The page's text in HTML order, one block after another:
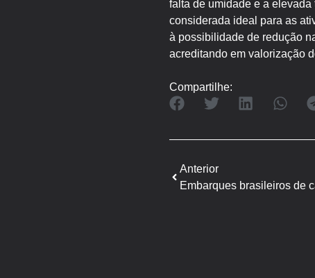
falta de umidade e a
considerada ideal para as
à possibilidade de redução
acreditando em valorização
Compartilhe:
Anterior